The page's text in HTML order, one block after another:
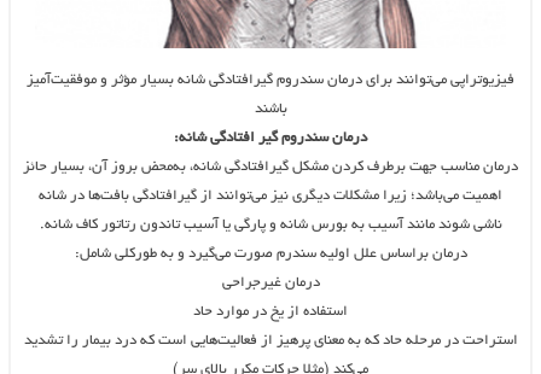
فیزیوتراپی می‌توانند برای درمان سندروم گیرافتادگی شانه بسیار مؤثر و موفقیت‌آمیز
باشند
درمانسندروم گیر افتادگی شانه:
درمان مناسب جهت برطرف کردن مشکل گیرافتادگی شانه، به‌محض بروز آن، بسیار حائز
اهمیت می‌باشد؛ زیرا مشکلات دیگری نیز می‌توانند از گیرافتادگی بافت‌ها در شانه
ناشی شوند مانند آسیب به بورس شانه و پارگی یا آسیب تاندون رتاتور کاف شانه.
درمان براساس علل اولیه سندرم صورت می‌گیرد و به طورکلی شامل:
درمان غیرجراحی
استفاده از یخ در موارد حاد
استراحت در مرحله حاد که به معنای پرهیز از فعالیت‌هایی است که درد بیمار را تشدید
می‌کند (مثلا حرکات مکرر بالای سر)